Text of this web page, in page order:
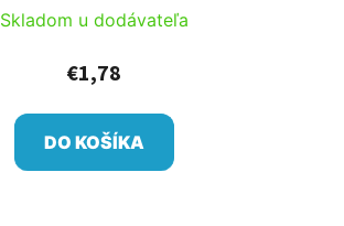
Skladom u dodávateľa
€1,78
DO KOŠÍKA